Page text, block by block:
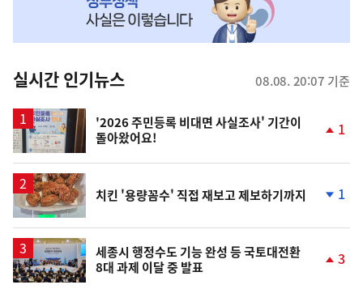
뉴
스
실시간 인기뉴스 08.08. 20:07 기준
'2026 주민등록 비대면 사실조사' 기간이
돌아왔어요!
상
1
치킨 '용량꼼수' 직접 재보고 제보하기까지
하
1
세종시 행정수도 기능 완성 등 국토대전환
8대 과제 이달 중 발표
3